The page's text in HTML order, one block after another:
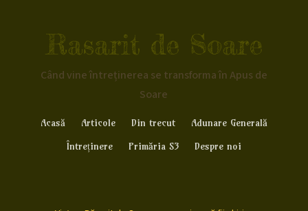
Rasarit de Soare
Când vine întreținerea se transforma în Apus de
Soare
Acasă Articole Din trecut
Adunare Generală
Întreținere
Primăria S3 Despre noi